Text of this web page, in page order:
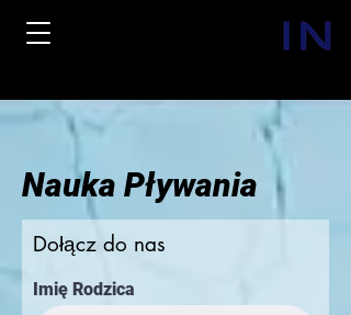
Nauka Pływania
Dołącz do nas
Imię Rodzica